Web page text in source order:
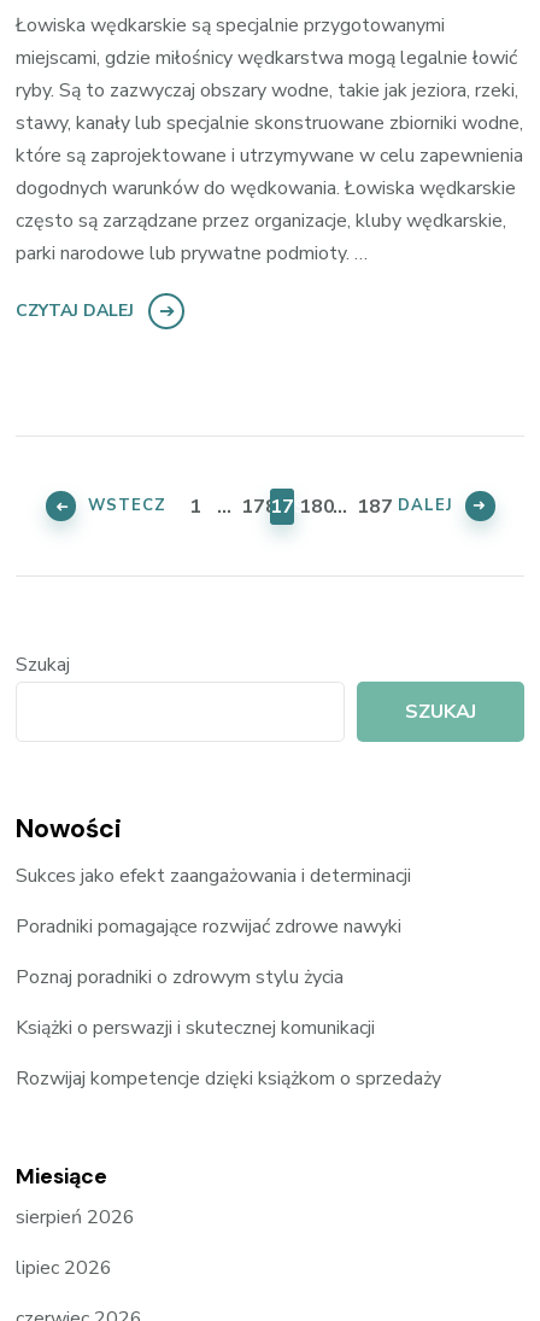
Łowiska wędkarskie są specjalnie przygotowanymi
miejscami, gdzie miłośnicy wędkarstwa mogą legalnie łowić
ryby. Są to zazwyczaj obszary wodne, takie jak jeziora, rzeki,
stawy, kanały lub specjalnie skonstruowane zbiorniki wodne,
które są zaprojektowane i utrzymywane w celu zapewnienia
dogodnych warunków do wędkowania. Łowiska wędkarskie
często są zarządzane przez organizacje, kluby wędkarskie,
parki narodowe lub prywatne podmioty. …
CZYTAJ DALEJ
po
WSTECZ STRONA
1 … STRONA
178STRONA
179STRONA
180… STRONA
187 DALEJ
Szukaj
SZUKAJ
Nowości
Sukces jako efekt zaangażowania i determinacji
Poradniki pomagające rozwijać zdrowe nawyki
Poznaj poradniki o zdrowym stylu życia
Książki o perswazji i skutecznej komunikacji
Rozwijaj kompetencje dzięki książkom o sprzedaży
Miesiące
sierpień 2026
lipiec 2026